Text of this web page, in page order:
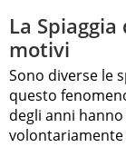
La
motivi
Sono diverse le
questo
degli anni
volontariamente